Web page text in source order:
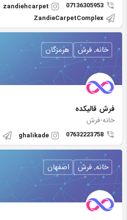
07136305953
zandiehcarpet
ZandieCarpetComplex
فرش قالیکده
خانه-فرش
07632223758
ghalikade
خانه, فرش هرمزگان
خانه, فرش اصفهان